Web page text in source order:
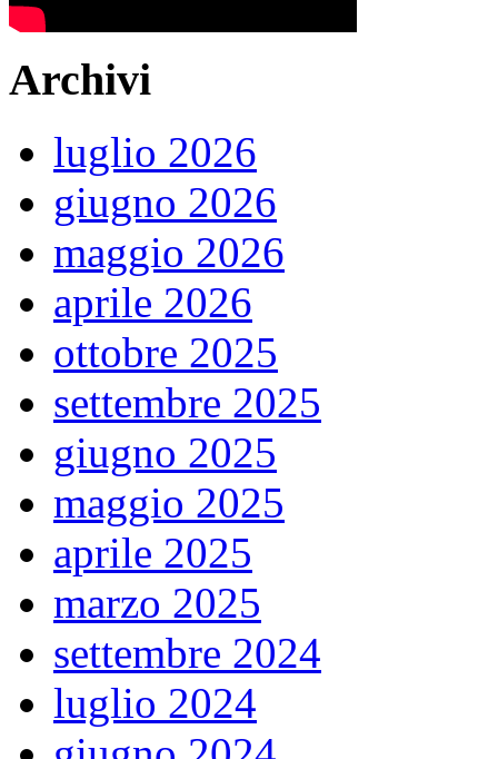
Archivi
luglio 2026
giugno 2026
maggio 2026
aprile 2026
ottobre 2025
settembre 2025
giugno 2025
maggio 2025
aprile 2025
marzo 2025
settembre 2024
luglio 2024